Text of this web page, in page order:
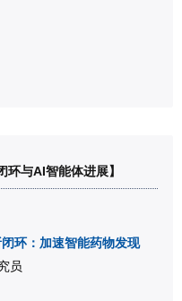
与AI智能体进展】
环：加速智能药物发现
员